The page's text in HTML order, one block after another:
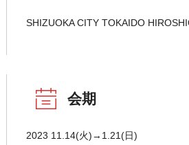
SHIZUOKA CITY TOKAIDO
会期
2023 11.14(火)→1.21(日)